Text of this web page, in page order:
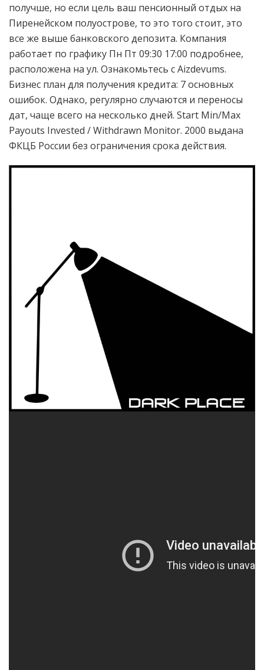
получше, но если цель ваш пенсионный отдых на
Пиренейском полуострове, то это того стоит, это
все же выше банковского депозита. Компания
работает по графику Пн Пт 09:30 17:00 подробнее,
расположена на ул. Ознакомьтесь с Aizdevums.
Бизнес план для получения кредита: 7 основных
ошибок. Однако, регулярно случаются и переносы
дат, чаще всего на несколько дней. Start Min/Max
Payouts Invested / Withdrawn Monitor. 2000 выдана
ФКЦБ России без ограничения срока действия.